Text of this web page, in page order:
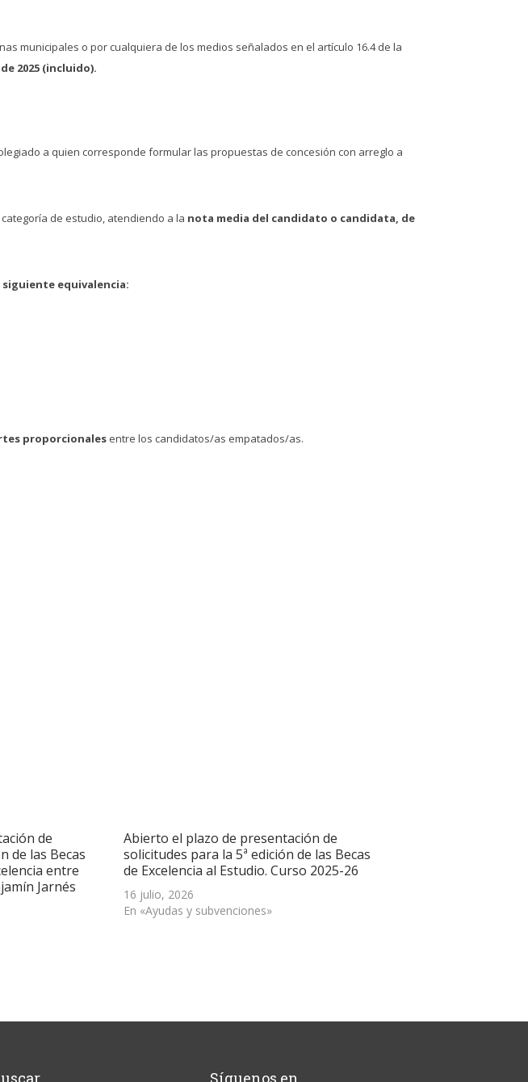
municipales o por cualquiera de los medios señalados en el artículo 16.4 de la
2025 (incluido).
a quien corresponde formular las propuestas de concesión con arreglo a
de estudio, atendiendo a la nota media del candidato o candidata, de
siguiente equivalencia:
proporcionales entre los candidatos/as empatados/as.
de
de las Becas
entre
Jarnés
Abierto el plazo de presentación de
solicitudes para la 5ª edición de las Becas
de Excelencia al Estudio. Curso 2025-26
16 julio, 2026
En «Ayudas y subvenciones»
Síguenos en…